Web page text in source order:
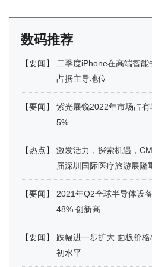
数码推荐
【要闻】
二季度iPhone在高端智能
占据主导地位
【要闻】
紫光展锐2022年市场占有
5%
【热点】
激发活力，探索机遇，
届深圳国际医疗旅游展隆
【要闻】
2021年Q2全球半导体设
48% 创新高
【要闻】
跌幅进一步扩大 面板价
初水平